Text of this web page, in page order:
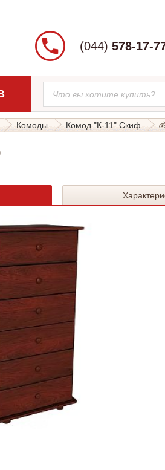
(044) 578-17-
Комоды Комод "К-11" Скиф